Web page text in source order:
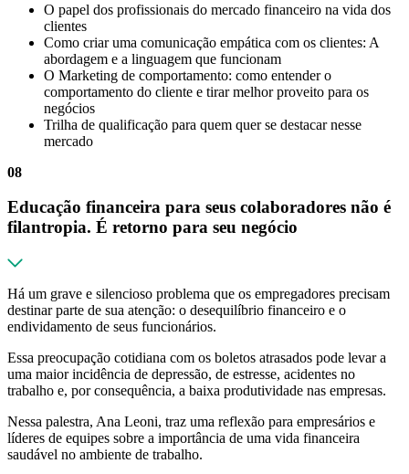
O papel dos profissionais do mercado financeiro na vida dos
clientes
Como criar uma comunicação empática com os clientes: A
abordagem e a linguagem que funcionam
O Marketing de comportamento: como entender o
comportamento do cliente e tirar melhor proveito para os
negócios
Trilha de qualificação para quem quer se destacar nesse
mercado
08
Educação financeira para seus colaboradores não é
filantropia. É retorno para seu negócio
Há um grave e silencioso problema que os empregadores precisam
destinar parte de sua atenção: o desequilíbrio financeiro e o
endividamento de seus funcionários.
Essa preocupação cotidiana com os boletos atrasados pode levar a
uma maior incidência de depressão, de estresse, acidentes no
trabalho e, por consequência, a baixa produtividade nas empresas.
Nessa palestra, Ana Leoni, traz uma reflexão para empresários e
líderes de equipes sobre a importância de uma vida financeira
saudável no ambiente de trabalho.